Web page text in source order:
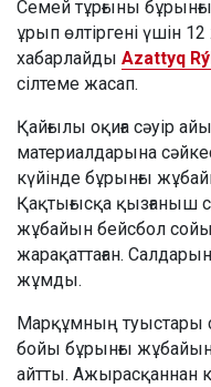
Семей тұрғыны
ұрып өлтіргені үшін
хабарлайды Azattyq
сілтеме жасап.
Қайғылы оқиға сәуір
материалдарына
күйінде бұрынғы
Қақтығысқа қызғаныш
жұбайын бейсбол
жарақаттаған.
жұмды.
Марқұмның туыстары
бойы бұрынғы
айтты. Ажырасқаннан